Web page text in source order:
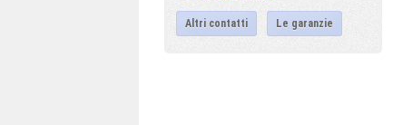
Altri contatti Le garanzie